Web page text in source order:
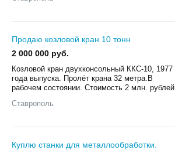
Продаю козловой кран 10 тонн
2 000 000 руб.
Козловой кран двухконсольный ККС-10, 1977
года выпуска. Пролёт крана 32 метра.В
рабочем состоянии. Стоимость 2 млн. рублей
Ставрополь
Куплю станки для металлообработки.